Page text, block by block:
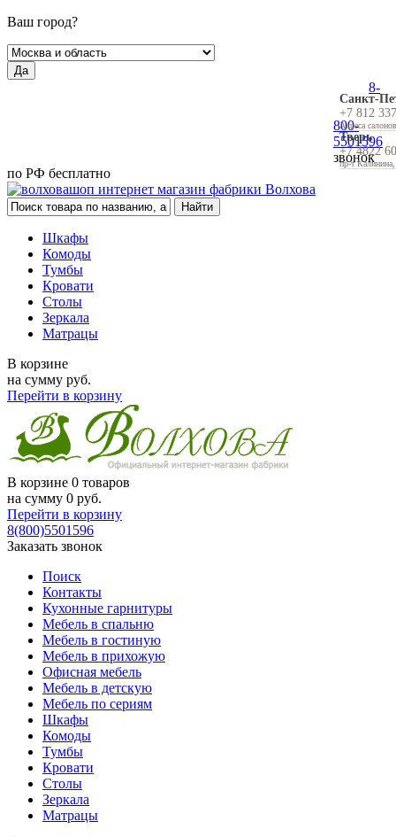
Ваш город?
Да
Санкт-
+7 812
Адреса
Тверь
+7 4822
пр-т
8-
800-
5501596
звонок
по РФ бесплатно
Шкафы
Комоды
Тумбы
Кровати
Столы
Зеркала
Матрацы
В корзине
на сумму руб.
Перейти в корзину
В корзине 0 товаров
на сумму 0 руб.
Перейти в корзину
8(800)5501596
Заказать звонок
Поиск
Контакты
Кухонные гарнитуры
Мебель в спальню
Мебель в гостиную
Мебель в прихожую
Офисная мебель
Мебель в детскую
Мебель по сериям
Шкафы
Комоды
Тумбы
Кровати
Столы
Зеркала
Матрацы